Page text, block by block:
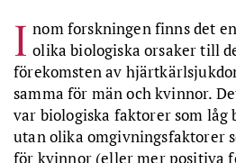
I nom forskningen finns det
olika biologiska orsaker till
förekomsten av
samma för män och kvinnor.
var biologiska faktorer som låg
utan olika omgivningsfaktorer
för kvinnor (eller mer positiva